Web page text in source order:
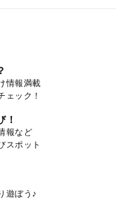
情報満載
ェック！
！
報など
スポット
遊ぼう♪